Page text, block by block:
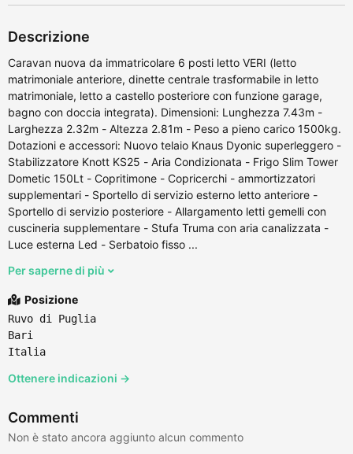
Descrizione
Caravan nuova da immatricolare 6 posti letto VERI (letto
matrimoniale anteriore, dinette centrale trasformabile in letto
matrimoniale, letto a castello posteriore con funzione garage,
bagno con doccia integrata). Dimensioni: Lunghezza 7.43m -
Larghezza 2.32m - Altezza 2.81m - Peso a pieno carico 1500kg.
Dotazioni e accessori: Nuovo telaio Knaus Dyonic superleggero -
Stabilizzatore Knott KS25 - Aria Condizionata - Frigo Slim Tower
Dometic 150Lt - Copritimone - Copricerchi - ammortizzatori
supplementari - Sportello di servizio esterno letto anteriore -
Sportello di servizio posteriore - Allargamento letti gemelli con
cuscineria supplementare - Stufa Truma con aria canalizzata -
Luce esterna Led - Serbatoio fisso ...
Per saperne di più
Posizione
Ruvo di Puglia
Bari
Italia
Ottenere indicazioni →
Commenti
Non è stato ancora aggiunto alcun commento